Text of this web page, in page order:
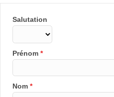
Salutation
Prénom *
Nom *